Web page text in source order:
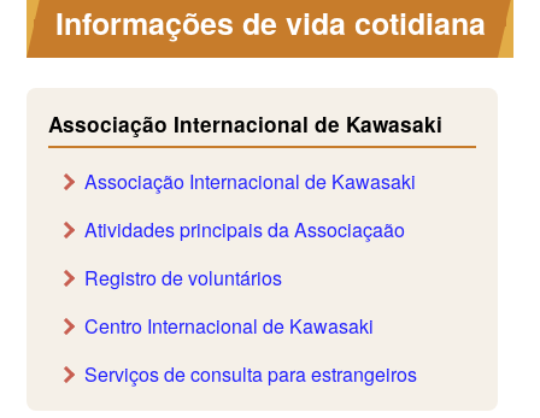
Informações de vida cotidiana
Associação Internacional de Kawasaki
Associação Internacional de Kawasaki
Atividades principais da Associaçaão
Registro de voluntários
Centro Internacional de Kawasaki
Serviços de consulta para estrangeiros